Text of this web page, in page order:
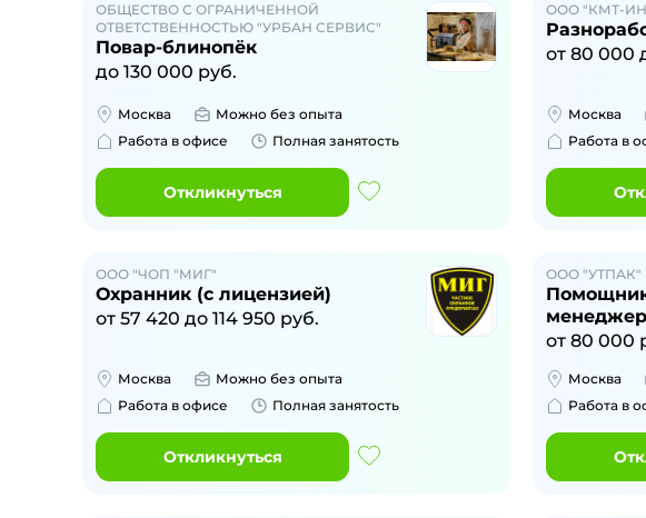
ОБЩЕСТВО С ОГРАНИЧЕННОЙ
ОТВЕТСТВЕННОСТЬЮ "УРБАН СЕРВИС"
Повар-блинопёк
до 130 000 руб.
Москва
Можно без опыта
Работа в офисе
Полная занятость
Откликнуться
ООО "КМТ-
от80 000
Москва
Работа в
ООО "ЧОП "МИГ"
Охранник (с лицензией)
от 57 420 до 114 950 руб.
Москва
Можно без опыта
Работа в офисе
Полная занятость
Откликнуться
ООО "УТПАК"
от80 000
Москва
Работа в